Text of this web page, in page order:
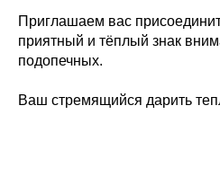
Приглашаем вас
приятный и тёплый знак
подопечных.
Ваш стремящийся дарить